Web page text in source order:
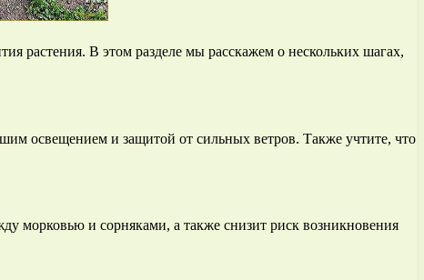
растения. В этом разделе мы расскажем о нескольких шагах,
освещением и защитой от сильных ветров. Также учтите, что
морковью и сорняками, а также снизит риск возникновения